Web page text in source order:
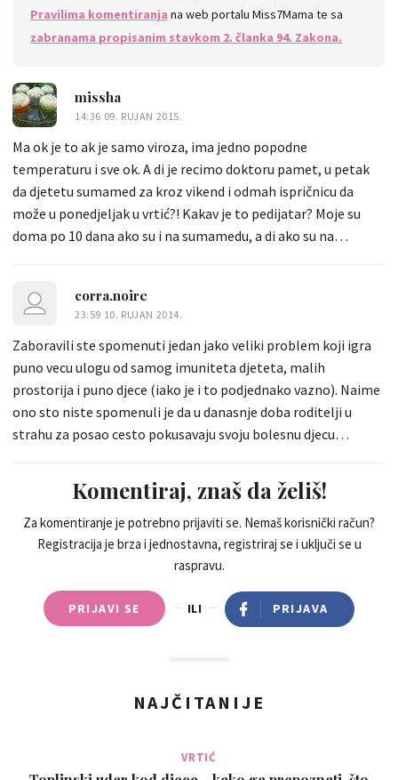
Pravilima komentiranja na web portalu Miss7Mama te sa
zabranama propisanim stavkom 2. članka 94. Zakona.
missha
14:36 09. RUJAN 2015.
Ma ok je to ak je samo viroza, ima jedno popodne
temperaturu i sve ok. A di je recimo doktoru pamet, u petak
da djetetu sumamed za kroz vikend i odmah ispričnicu da
može u ponedjeljak u vrtić?! Kakav je to pedijatar? Moje su
doma po 10 dana ako su i na sumamedu, a di ako su na
išla u vrtić. A eto, moje do škole budu imale jak imunosustav
pa nebu više tolko problema
corra.noire
23:59 10. RUJAN 2014.
Zaboravili ste spomenuti jedan jako veliki problem koji igra
puno vecu ulogu od samog imuniteta djeteta, malih
prostorija i puno djece (iako je i to podjednako vazno). Naime
ono sto niste spomenuli je da u danasnje doba roditelji u
strahu za posao cesto pokusavaju svoju bolesnu djecu
temperaturom, a slijedeci dan se roditelj pojavi na vratima
kuneci se da je dijete ostatak dana bilo super. Ili roditelj odlazi
do lijecnika po ispricnicu bez djeteta, te dolazi u vrtic gdje
odgojiteljica nema izbora nego ponovo primiti dijete koje
pedijatar nije pregledao. Jako je puno ovakvih slucajeva u
nasim vrticima i to se sistematski dogada u svim skupinama
neovisno o dobi djece. Na taj nacin stvaramo jedan stalni krug
Komentiraj, znaš da želiš!
Za komentiranje je potrebno prijaviti se. Nemaš korisnički račun?
Registracija je brza i jednostavna, registriraj se i uključi se u
raspravu.
PRIJAVI SE ILI PRIJAVA
NAJČITANIJE
VRTIĆ